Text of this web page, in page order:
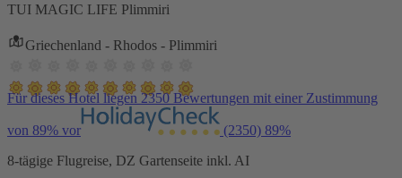
TUI MAGIC LIFE Plimmiri
Griechenland - Rhodos - Plimmiri
Für dieses Hotel liegen 2350 Bewertungen mit einer Zustimmung
von 89% vor (2350) 89%
8-tägige Flugreise, DZ Gartenseite inkl. AI